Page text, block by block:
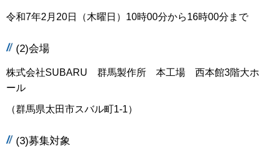
令和7年2月20日（木曜日）10時00分から16時00分まで
(2)会場
株式会社SUBARU 群馬製作所 本工場 西本館3階大ホ
ール
（群馬県太田市スバル町1-1）
(3)募集対象